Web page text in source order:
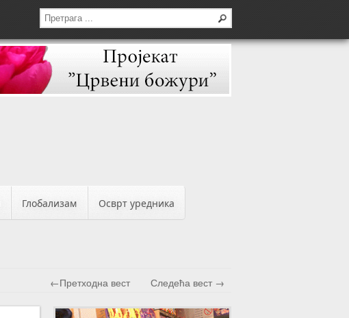
Глобализам Осврт уредника
←Претходна вест Следећа вест →